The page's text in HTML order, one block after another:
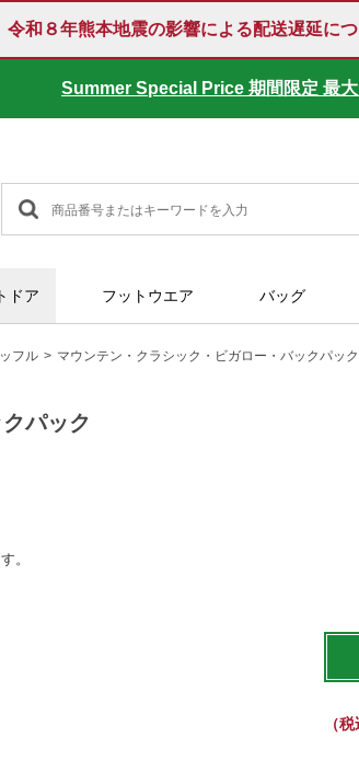
令和８年熊本地震の影響による配送遅延に
Summer Special Price 期間限定 最大
ドア フットウエア バッグ
フル マウンテン・クラシック・ビガロー・バックパック
パック
。
（税